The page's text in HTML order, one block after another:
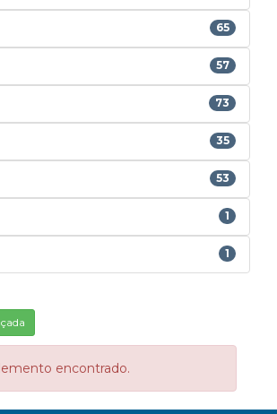
65
57
73
35
53
1
1
encontrado.